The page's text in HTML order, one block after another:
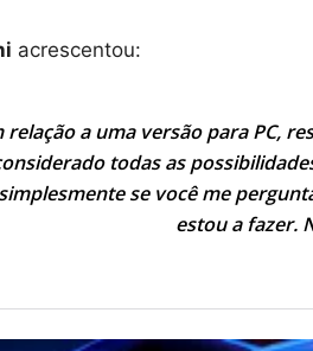
acrescentou:
relação a uma versão para PC,
todas as
simplesmente se você me
estou a fazer.